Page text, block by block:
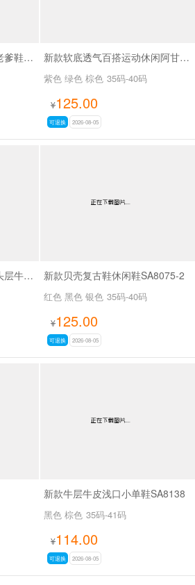
新款潮牌厚底百搭休闲鞋老爹鞋SA26773 新款软底透气百搭运动休闲阿甘鞋SA2691-1 紫色无现货接订货
紫色 绿色 棕色 35码-40码
¥125.00
可退换 2026-08-05
新款复古德训鞋水洗褶皱头层牛皮SA527 新款贝壳复古鞋休闲鞋SA8075-2
红色 黑色 银色 35码-40码
¥125.00
可退换 2026-08-05
新款牛层牛皮浅口小单鞋SA8138
黑色 棕色 35码-41码
¥114.00
可退换 2026-08-05